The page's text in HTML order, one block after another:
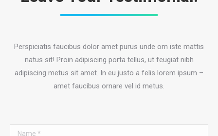
Perspiciatis faucibus dolor amet purus unde om iste mattis
natus sit! Proin adipiscing porta tellus, ut feugiat nibh
adipiscing metus sit amet. In eu justo a felis lorem ipsum –
amet faucibus ornare vel id metus.
Name *